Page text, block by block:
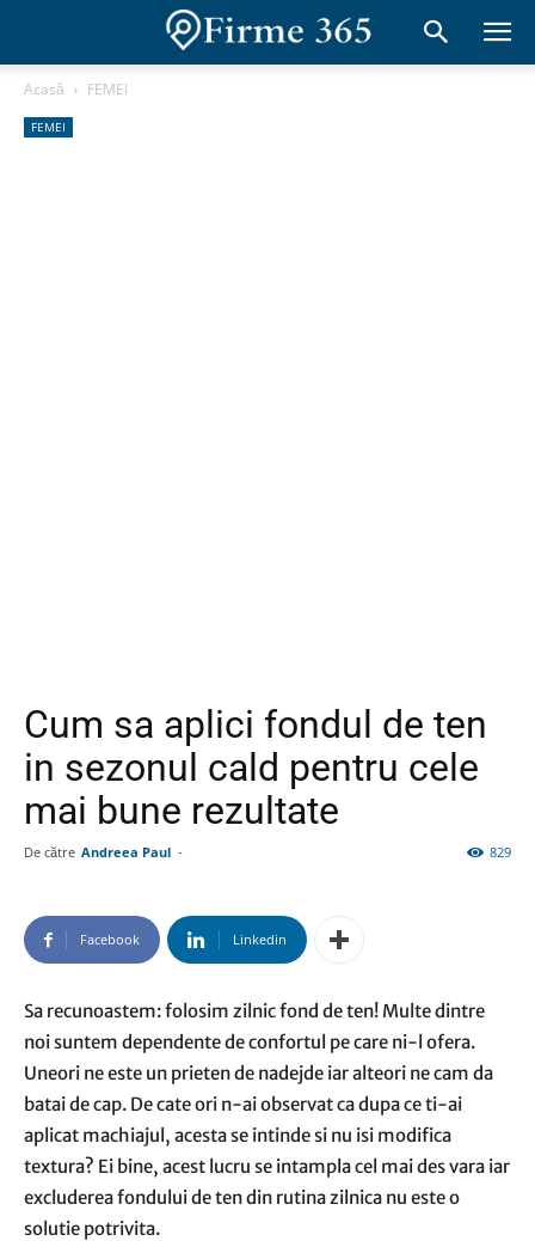
Acasă FEMEI
FEMEI
Cum sa aplici fondul de ten
in sezonul cald pentru cele
mai bune rezultate
De către Andreea Paul - 829
Facebook Linkedin
Sa recunoastem: folosim zilnic fond de ten! Multe dintre
noi suntem dependente de confortul pe care ni-l ofera.
Uneori ne este un prieten de nadejde iar alteori ne cam da
batai de cap. De cate ori n-ai observat ca dupa ce ti-ai
aplicat machiajul, acesta se intinde si nu isi modifica
textura? Ei bine, acest lucru se intampla cel mai des vara iar
excluderea fondului de ten din rutina zilnica nu este o
solutie potrivita.